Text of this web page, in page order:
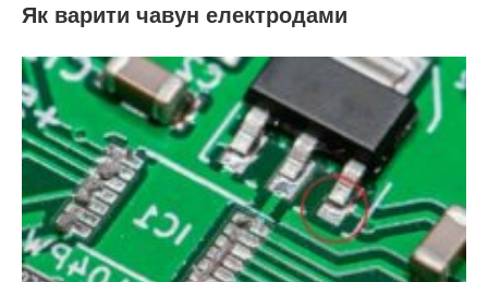
Як варити чавун електродами